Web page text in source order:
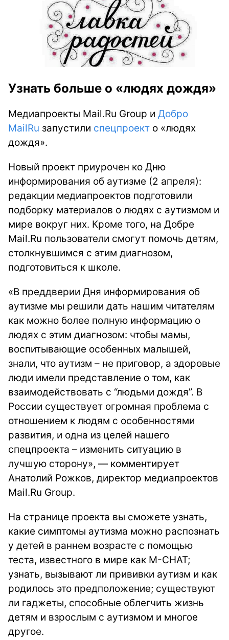
Узнать больше о «людях дождя»
Медиапроекты Mail.Ru Group и Добро
MailRu запустили спецпроект о «людях
дождя».
Новый проект приурочен ко Дню
информирования об аутизме (2 апреля):
редакции медиапроектов подготовили
подборку материалов о людях с аутизмом и
мире вокруг них. Кроме того, на Добре
Mail.Ru пользователи смогут помочь детям,
столкнувшимся с этим диагнозом,
подготовиться к школе.
«В преддверии Дня информирования об
аутизме мы решили дать нашим читателям
как можно более полную информацию о
людях с этим диагнозом: чтобы мамы,
воспитывающие особенных малышей,
знали, что аутизм – не приговор, а здоровые
люди имели представление о том, как
взаимодействовать с “людьми дождя”. В
России существует огромная проблема с
отношением к людям с особенностями
развития, и одна из целей нашего
спецпроекта – изменить ситуацию в
лучшую сторону», — комментирует
Анатолий Рожков, директор медиапроектов
Mail.Ru Group.
На странице проекта вы сможете узнать,
какие симптомы аутизма можно распознать
у детей в раннем возрасте с помощью
теста, известного в мире как M-CHAT;
узнать, вызывают ли прививки аутизм и как
родилось это предположение; существуют
ли гаджеты, способные облегчить жизнь
детям и взрослым с аутизмом и многое
другое.